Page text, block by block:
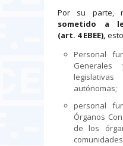
Por su parte,
sometido a
(art. 4 EBEE),
Personal
autónomas;
personal
Órganos
de los